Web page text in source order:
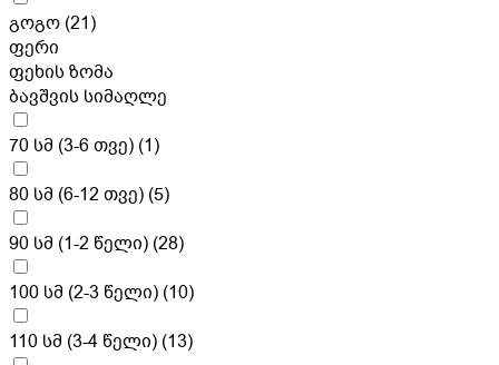
გოგო (21)
ფერი
ფეხის ზომა
ბავშვის სიმაღლე
70 სმ (3-6 თვე) (1)
80 სმ (6-12 თვე) (5)
90 სმ (1-2 წელი) (28)
100 სმ (2-3 წელი) (10)
110 სმ (3-4 წელი) (13)